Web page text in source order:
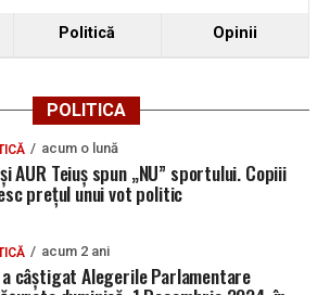
Teiuș
300.000 de euro, la Teiuș. Familia
că ancheta bate pasul pe loc, la
de la spargere
în Sântimbru, disponibile la 4
AJOFM Alba a publicat lista posturilor
în Galda de Jos, disponibile la 4
Politică Opinii
POLITICA
acum o lună
AUR Teiuș spun „NU” sportului. Copiii
prețul unui vot politic
acum 2 ani
a câștigat Alegerile Parlamentare